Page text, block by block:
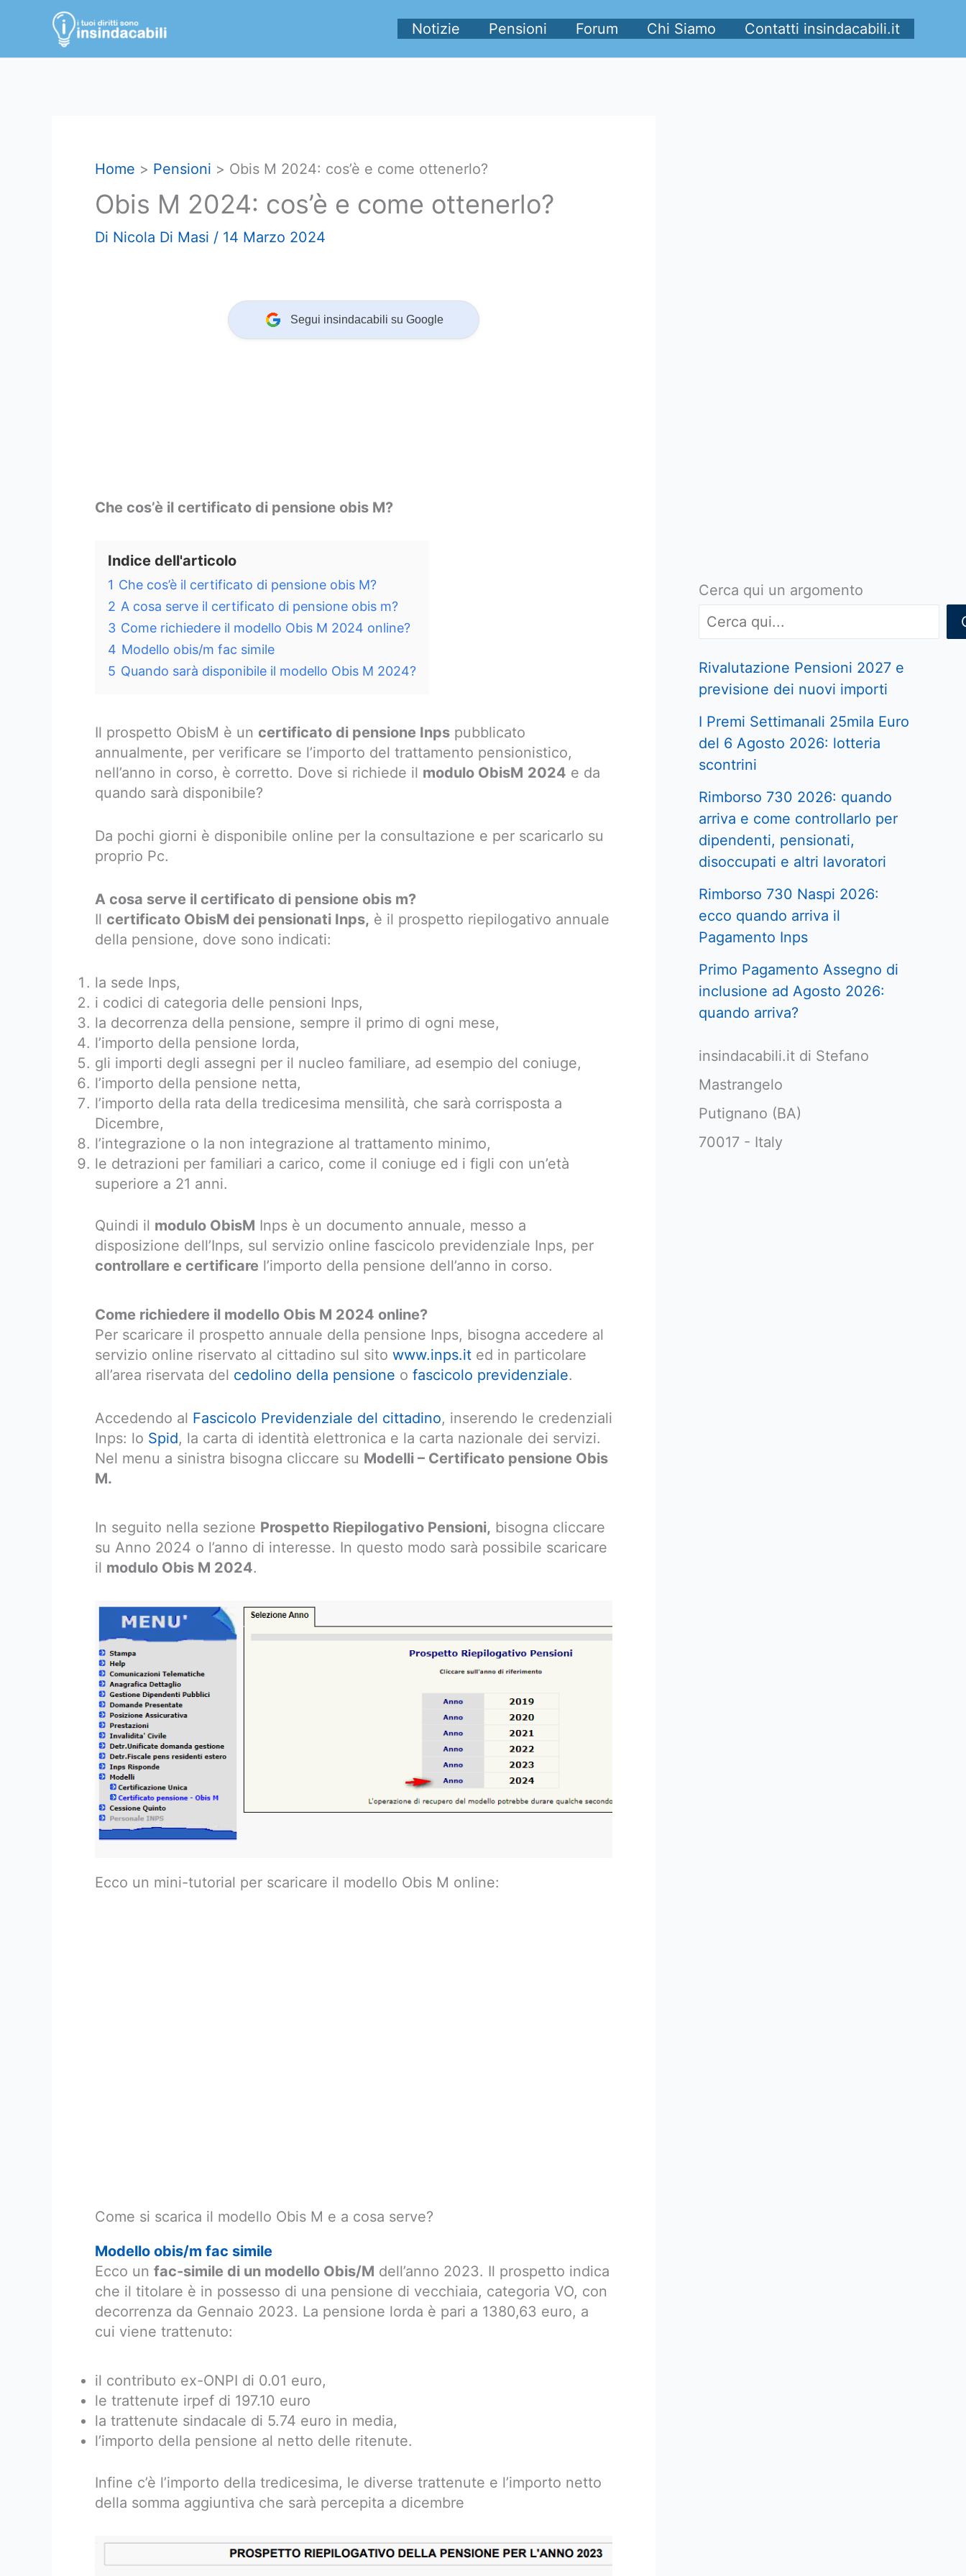
contenuto
Notizie Pensioni Forum Chi Siamo Contatti insindacabili.it
Home Pensioni Obis M 2024: cos’è e come ottenerlo?
Obis M 2024: cos’è e come ottenerlo?
Di Nicola Di Masi / 14 Marzo 2024
Segui insindacabili su Google
Che cos’è il certificato di pensione obis M?
Indice dell'articolo
1 Che cos’è il certificato di pensione obis M?
2 A cosa serve il certificato di pensione obis m?
3 Come richiedere il modello Obis M 2024 online?
4 Modello obis/m fac simile
5 Quando sarà disponibile il modello Obis M 2024?
Il prospetto ObisM è un certificato di pensione Inps pubblicato
annualmente, per verificare se l’importo del trattamento pensionistico,
nell’anno in corso, è corretto. Dove si richiede il modulo ObisM 2024 e da
quando sarà disponibile?
Da pochi giorni è disponibile online per la consultazione e per scaricarlo su
proprio Pc.
A cosa serve il certificato di pensione obis m?
Il certificato ObisM dei pensionati Inps, è il prospetto riepilogativo annuale
della pensione, dove sono indicati:
la sede Inps,
i codici di categoria delle pensioni Inps,
la decorrenza della pensione, sempre il primo di ogni mese,
l’importo della pensione lorda,
gli importi degli assegni per il nucleo familiare, ad esempio del coniuge,
l’importo della pensione netta,
l’importo della rata della tredicesima mensilità, che sarà corrisposta a
Dicembre,
l’integrazione o la non integrazione al trattamento minimo,
le detrazioni per familiari a carico, come il coniuge ed i figli con un’età
superiore a 21 anni.
Quindi il modulo ObisM Inps è un documento annuale, messo a
disposizione dell’Inps, sul servizio online fascicolo previdenziale Inps, per
controllare e certificare l’importo della pensione dell’anno in corso.
Come richiedere il modello Obis M 2024 online?
Per scaricare il prospetto annuale della pensione Inps, bisogna accedere al
servizio online riservato al cittadino sul sito www.inps.it ed in particolare
all’area riservata del cedolino della pensione o fascicolo previdenziale.
Accedendo al Fascicolo Previdenziale del cittadino, inserendo le credenziali
Inps: lo Spid, la carta di identità elettronica e la carta nazionale dei servizi.
Nel menu a sinistra bisogna cliccare su Modelli – Certificato pensione Obis
M.
In seguito nella sezione Prospetto Riepilogativo Pensioni, bisogna cliccare
su Anno 2024 o l’anno di interesse. In questo modo sarà possibile scaricare
il modulo Obis M 2024.
Ecco un mini-tutorial per scaricare il modello Obis M online:
Come si scarica il modello Obis M e a cosa serve?
Modello obis/m fac simile
Ecco un fac-simile di un modello Obis/M dell’anno 2023. Il prospetto indica
che il titolare è in possesso di una pensione di vecchiaia, categoria VO, con
decorrenza da Gennaio 2023. La pensione lorda è pari a 1380,63 euro, a
cui viene trattenuto:
il contributo ex-ONPI di 0.01 euro,
le trattenute irpef di 197.10 euro
la trattenute sindacale di 5.74 euro in media,
l’importo della pensione al netto delle ritenute.
Infine c’è l’importo della tredicesima, le diverse trattenute e l’importo netto
della somma aggiuntiva che sarà percepita a dicembre
Cerca qui un argomento
Rivalutazione Pensioni 2027 e
previsione dei nuovi importi
I Premi Settimanali 25mila Euro
del 6 Agosto 2026: lotteria
scontrini
Rimborso 730 2026: quando
arriva e come controllarlo per
dipendenti, pensionati,
disoccupati e altri lavoratori
Rimborso 730 Naspi 2026:
ecco quando arriva il
Pagamento Inps
Primo Pagamento Assegno di
inclusione ad Agosto 2026:
quando arriva?
insindacabili.it di Stefano
Mastrangelo
Putignano (BA)
70017 - Italy